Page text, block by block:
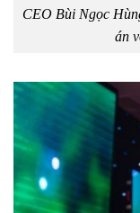
CEO Bùi Ngọc
án